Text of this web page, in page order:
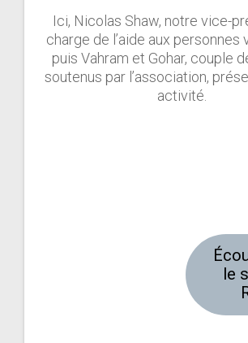
Ici, Nicolas Shaw, notre vice-
charge de l’aide aux personnes
puis Vahram et Gohar, couple
soutenus par l’association,
activité.
le